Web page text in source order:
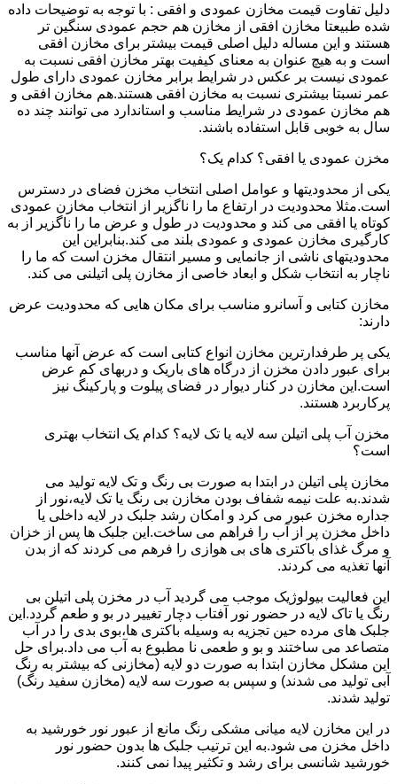
دلیل تفاوت قیمت مخازن عمودی و افقی : با توجه به توضیحات داده
شده طبیعتا مخازن افقی از مخازن هم حجم عمودی سنگین تر
هستند و این مساله دلیل اصلی قیمت بیشتر برای مخازن افقی
است و به هیچ عنوان به معنای کیفیت بهتر مخازن افقی نسبت به
عمودی نیست بر عکس در شرایط برابر مخازن عمودی دارای طول
عمر نسبتا بیشتری نسبت به مخازن افقی هستند.هم مخازن افقی و
هم مخازن عمودی در شرایط مناسب و استاندارد می توانند چند ده
سال به خوبی قابل استفاده باشند.
مخزن عمودی یا افقی؟ کدام یک؟
یکی از محدودیتها و عوامل اصلی انتخاب مخزن فضای در دسترس
است.مثلا محدودیت در ارتفاع ما را ناگزیر از انتخاب مخازن عمودی
کوتاه یا افقی می کند و محدودیت در طول و عرض ما را ناگزیر از به
کارگیری مخازن عمودی و عمودی بلند می کند.بنابراین این
محدودیتهای ناشی از جانمایی و مسیر انتقال مخزن است که ما را
ناچار به انتخاب شکل و ابعاد خاصی از مخازن پلی اتیلنی می کند.
مخازن کتابی و آسانرو مناسب برای مکان هایی که محدودیت عرض
دارند:
یکی پر طرفدارترین مخازن انواع کتابی است که عرض آنها مناسب
برای عبور دادن مخزن از درگاه های باریک و دربهای کم عرض
است.این مخازن در کنار دیوار در فضای پیلوت و پارکینگ نیز
پرکاربرد هستند.
مخزن آب پلی اتیلن سه لایه یا تک لایه؟ کدام یک انتخاب بهتری
است؟
مخازن پلی اتیلن در ابتدا به صورت بی رنگ و تک لایه تولید می
شدند.به علت نیمه شفاف بودن مخازن بی رنگ یا تک لایه،نور از
جداره مخزن عبور می کرد و امکان رشد جلبک در لایه داخلی یا
داخل مخزن پر از آب را فراهم می ساخت.این جلبک ها پس از خزان
و مرگ غذای باکتری های بی هوازی را فرهم می کردند که از بدن
آنها تغذیه می کردند.
این فعالیت بیولوژیک موجب می گردید آب در مخزن پلی اتیلن بی
رنگ یا تاک لایه در حضور نور آفتاب دچار تغییر در بو و طعم گردد.این
جلبک های مرده حین تجزیه به وسیله باکتری ها،بوی بدی را در آب
متصاعد می ساختند و بو و طعمی نا مطبوع به آب می داد.برای حل
این مشکل مخازن ابتدا به صورت دو لایه (مخازنی که بیشتر به رنگ
آبی تولید می شدند) و سپس به صورت سه لایه (مخازن سفید رنگ)
تولید شدند.
در این مخازن لایه میانی مشکی رنگ مانع از عبور نور خورشید به
داخل مخزن می شود.به این ترتیب جلبک ها بدون حضور نور
خورشید شانسی برای رشد و تکثیر پیدا نمی کنند.